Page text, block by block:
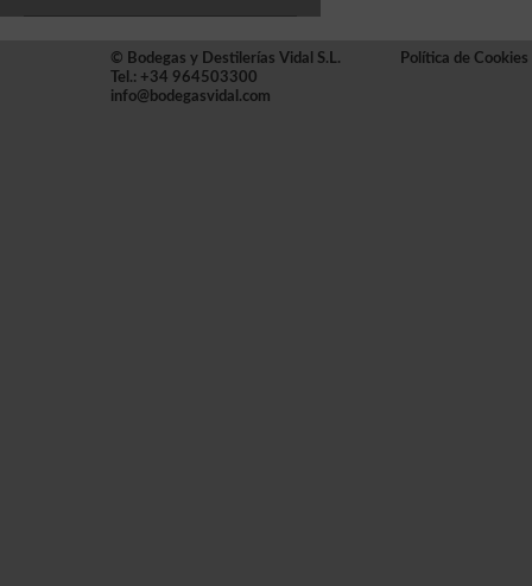
© Bodegas y Destilerías Vidal S.L.
Tel.: +34 964503300
info@bodegasvidal.com
Política de Cookies